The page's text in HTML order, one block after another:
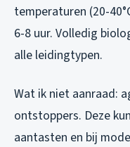
temperaturen (20-
6-8 uur. Volledig
alle leidingtypen.
Wat ik niet aanraad:
ontstoppers. Deze
aantasten en bij